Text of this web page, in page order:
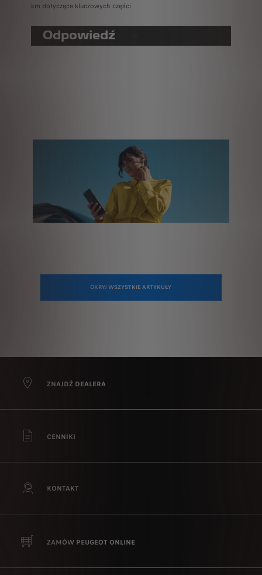
km dotycząca kluczowych części
Odpowiedź
OKRYJ WSZYSTKIE ARTYKUŁY
ZNAJDŹ DEALERA
CENNIKI
KONTAKT
ZAMÓW PEUGEOT ONLINE